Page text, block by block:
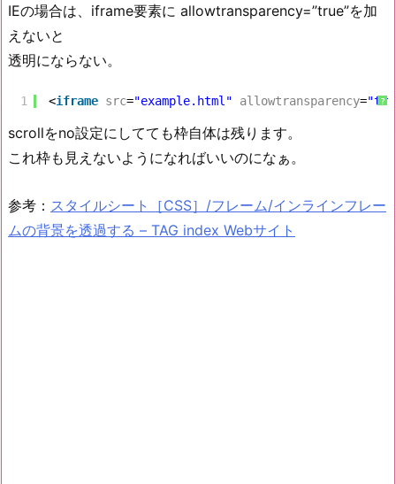
IEの場合は、iframe要素に allowtransparency=”true”を加
えないと
透明にならない。
?
1 <iframe src="example.html" allowtransparency=
scrollをno設定にしてても枠自体は残ります。
これ枠も見えないようになればいいのになぁ。
参考： スタイルシート［CSS］/フレーム/インラインフレー
ムの背景を透過する – TAG index Webサイト